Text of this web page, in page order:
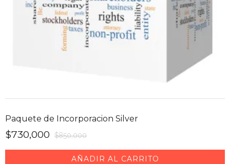
Paquete de Incorporacion Silver
$730,000 $850,000
AÑADIR AL CARRITO